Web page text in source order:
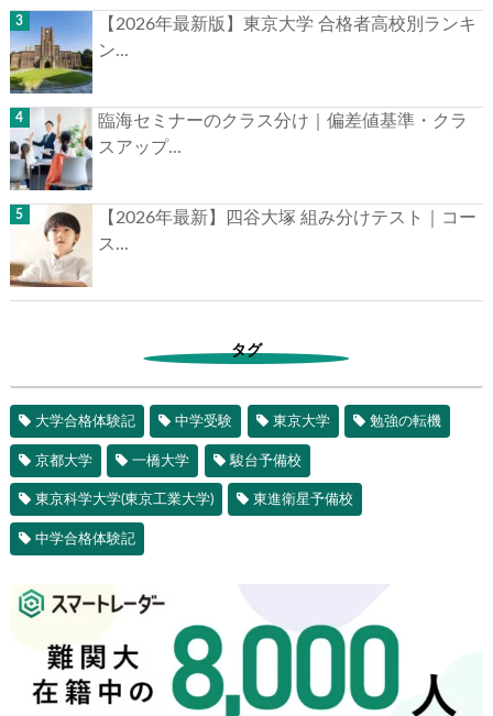
【2026年最新版】東京大学 合格者高校別ランキ
ン...
臨海セミナーのクラス分け｜偏差値基準・クラ
スアップ...
【2026年最新】四谷大塚 組み分けテスト｜コー
ス...
タグ
大学合格体験記 中学受験 東京大学 勉強の転機
京都大学 一橋大学 駿台予備校
東京科学大学(東京工業大学) 東進衛星予備校
中学合格体験記